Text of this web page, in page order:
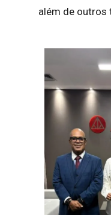
além de outros